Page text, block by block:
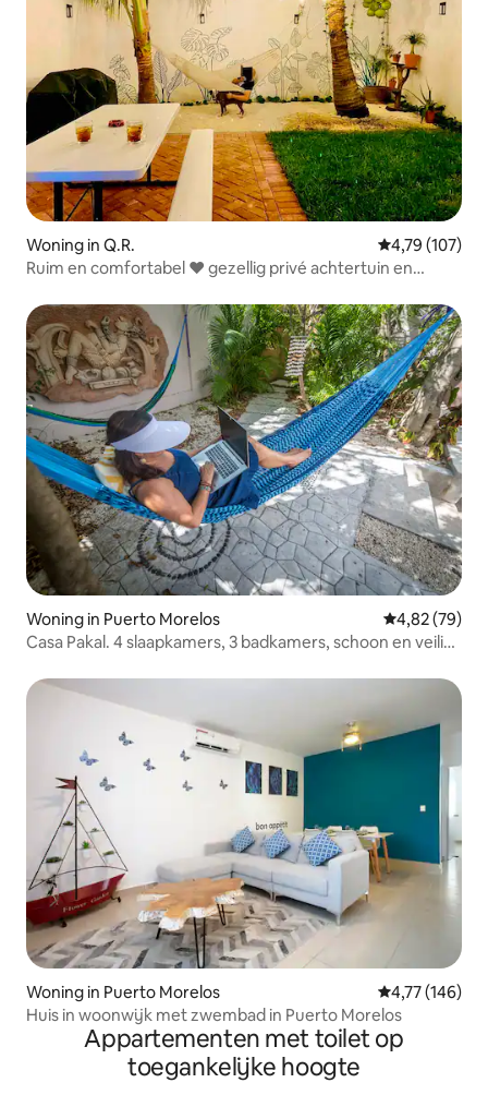
Woning in Q.R. Gemiddelde
4,79 (107)
Ruim en comfortabel ❤️ gezellig privé achtertuin en
Woning in Puerto Morelos Gemiddelde
4,82 (79)
Casa Pakal. 4 slaapkamers, 3 badkamers, schoon en veilig,
Woning in Puerto Morelos Gemiddelde
4,77 (146)
Huis in woonwijk met zwembad in Puerto Morelos
Appartementen met toilet op
toegankelijke hoogte